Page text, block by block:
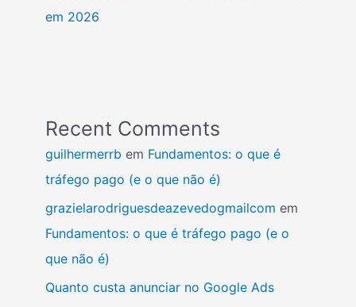
em 2026
Recent Comments
guilhermerrb em Fundamentos: o que é
tráfego pago (e o que não é)
grazielarodriguesdeazevedogmailcom em
Fundamentos: o que é tráfego pago (e o
que não é)
Quanto custa anunciar no Google Ads